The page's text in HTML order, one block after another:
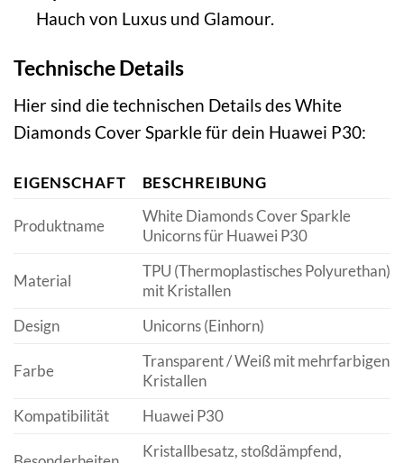
Hauch von Luxus und Glamour.
Technische Details
Hier sind die technischen Details des White
Diamonds Cover Sparkle für dein Huawei P30:
EIGENSCHAFT BESCHREIBUNG
Produktname
White Diamonds Cover Sparkle
Unicorns für Huawei P30
Material
TPU (Thermoplastisches Polyurethan)
mit Kristallen
Design
Unicorns (Einhorn)
Farbe
Transparent / Weiß mit mehrfarbigen
Kristallen
Kompatibilität
Huawei P30
Kristallbesatz, stoßdämpfend,